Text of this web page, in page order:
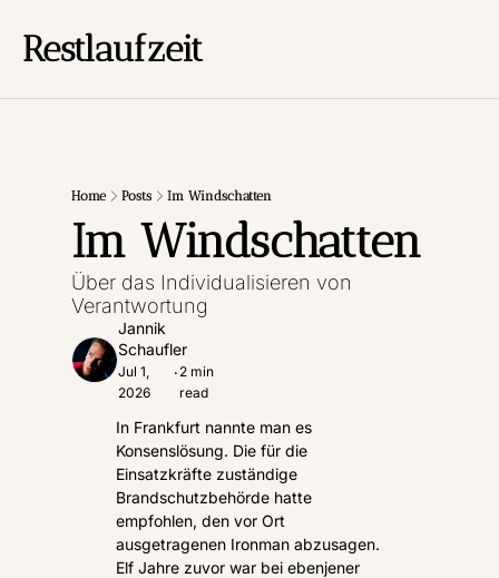
Restlaufzeit
Home Posts Im Windschatten
Im Windschatten
Über das Individualisieren von
Verantwortung
Jannik
Schaufler
Jul 1,
2026
• 2 min
read
In Frankfurt nannte man es
Konsenslösung. Die für die
Einsatzkräfte zuständige
Brandschutzbehörde hatte
empfohlen, den vor Ort
ausgetragenen Ironman abzusagen.
Elf Jahre zuvor war bei ebenjener